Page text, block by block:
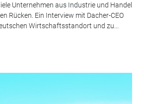
Unternehmen aus Industrie und Handel
Rücken. Ein Interview mit Dacher-CEO
Wirtschaftsstandort und zu...